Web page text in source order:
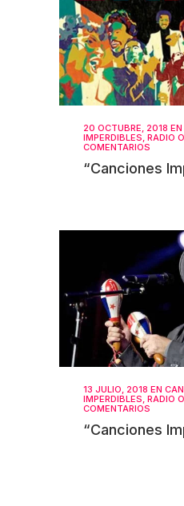
20 OCTUBRE, 2018 EN
IMPERDIBLES, RADIO
COMENTARIOS
“Canciones
13 JULIO, 2018 EN
IMPERDIBLES, RADIO
COMENTARIOS
“Canciones